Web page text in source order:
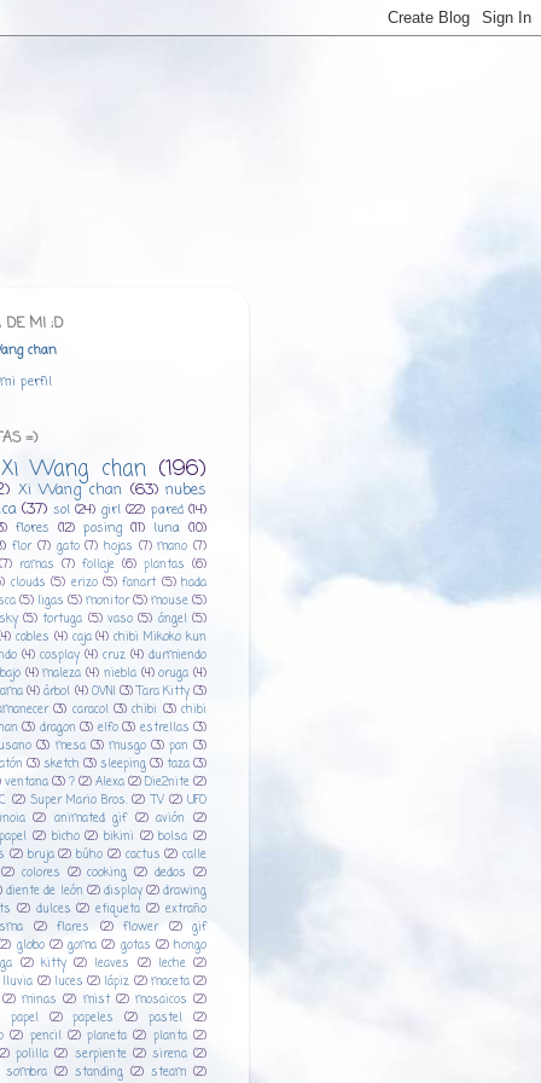
DE MI ;D
chan
perfil
=)
Wang chan (196)
Xi Wang chan (63) nubes
(37) sol (24) girl (22) pared (14)
flores (12) posing (11) luna (10)
flor (7) gato (7) hojas (7) mano (7)
(7) ramas (7) follaje (6) plantas (6)
clouds (5) erizo (5) fanart (5) hada
(5) ligas (5) monitor (5) mouse (5)
sky (5) tortuga (5) vaso (5) ángel (5)
cables (4) caja (4) chibi Mikoko kun
(4) cosplay (4) cruz (4) durmiendo
(4) maleza (4) niebla (4) oruga (4)
(4) árbol (4) OVNI (3) Tara Kitty (3)
(3) caracol (3) chibi (3) chibi
(3) dragon (3) elfo (3) estrellas (3)
(3) mesa (3) musgo (3) pan (3)
(3) sketch (3) sleeping (3) taza (3)
ventana (3) ? (2) Alexa (2) Die2nite (2)
(2) Super Mario Bros. (2) TV (2) UFO
(2) animated gif (2) avión (2)
(2) bicho (2) bikini (2) bolsa (2)
(2) bruja (2) búho (2) cactus (2) calle
(2) colores (2) cooking (2) dedos (2)
diente de león (2) display (2) drawing
(2) dulces (2) etiqueta (2) extraño
(2) flares (2) flower (2) gif
globo (2) goma (2) gotas (2) hongo
(2) kitty (2) leaves (2) leche (2)
lluvia (2) luces (2) lápiz (2) maceta (2)
(2) minas (2) mist (2) mosaicos (2)
papel (2) papeles (2) pastel
(2)
(2) pencil (2) planeta (2) planta (2)
polilla (2) serpiente (2) sirena (2)
sombra (2) standing (2) steam (2)